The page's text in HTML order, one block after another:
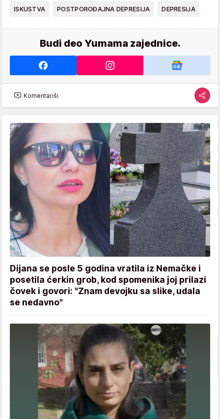
ISKUSTVA POSTPOROĐAJNA DEPRESIJA DEPRESIJA
Budi deo Yumama zajednice.
Komentariši
Dijana se posle 5 godina vratila iz Nemačke i
posetila ćerkin grob, kod spomenika joj prilazi
čovek i govori: "Znam devojku sa slike, udala
se nedavno"